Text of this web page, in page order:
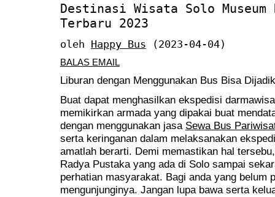
Destinasi Wisata Solo Museum
Terbaru 2023
oleh Happy Bus (2023-04-04)
BALAS EMAIL
Liburan dengan Menggunakan Bus Bisa
Buat dapat menghasilkan ekspedisi
memikirkan armada yang dipakai buat
dengan menggunakan jasa Sewa Bus
serta keringanan dalam melaksanakan
amatlah berarti. Demi memastikan hal
Radya Pustaka yang ada di Solo sampai
perhatian masyarakat. Bagi anda yang belum
mengunjunginya. Jangan lupa bawa serta